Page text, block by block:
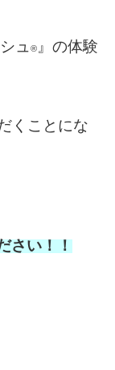
ュ ®︎ 』の体験
くことにな
さい！！